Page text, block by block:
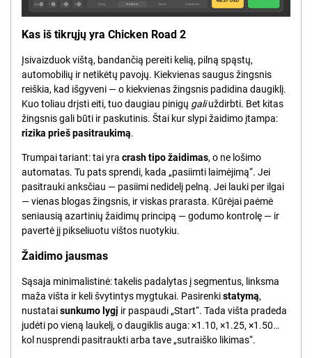
Kas iš tikrųjų yra Chicken Road 2
Įsivaizduok vištą, bandančią pereiti kelią, pilną spąstų,
automobilių ir netikėtų pavojų. Kiekvienas saugus žingsnis
reiškia, kad išgyveni — o kiekvienas žingsnis padidina daugiklį.
Kuo toliau drįsti eiti, tuo daugiau pinigų galiuždirbti. Bet kitas
žingsnis gali būti ir paskutinis. Štai kur slypi žaidimo įtampa:
rizika prieš pasitraukimą.
Trumpai tariant: tai yra crash tipo žaidimas, o ne lošimo
automatas. Tu pats sprendi, kada „pasiimti laimėjimą“. Jei
pasitrauki anksčiau — pasiimi nedidelį pelną. Jei lauki per ilgai
— vienas blogas žingsnis, ir viskas prarasta. Kūrėjai paėmė
seniausią azartinių žaidimų principą — godumo kontrolę — ir
pavertė jį pikseliuotu vištos nuotykiu.
Žaidimo jausmas
Sąsaja minimalistinė: takelis padalytas į segmentus, linksma
maža višta ir keli švytintys mygtukai. Pasirenkistatymą,
nustataisunkumo lygį ir paspaudi „Start“. Tada višta pradeda
judėti po vieną laukelį, o daugiklis auga: ×1.10, ×1.25, ×1.50…
kol nusprendi pasitraukti arba tave „sutraiško likimas“.